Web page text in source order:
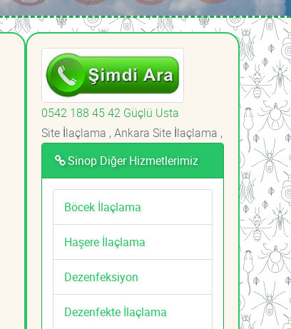
0542 188 45 42 Güçlü Usta
Site İlaçlama , Ankara Site İlaçlama ,
Sinop Diğer Hizmetlerimiz
Böcek İlaçlama
Haşere İlaçlama
Dezenfeksiyon
Dezenfekte İlaçlama